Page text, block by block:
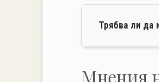
Трябва ли да
Mнения